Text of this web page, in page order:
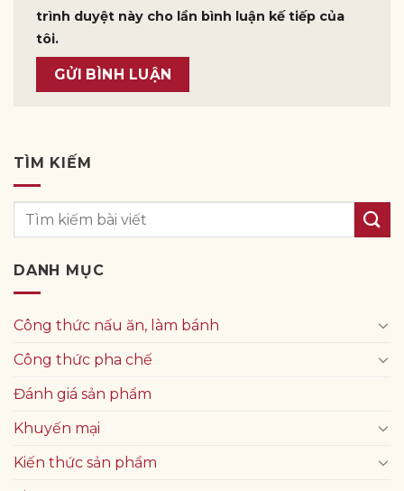
trình duyệt này cho lần bình luận kế tiếp của
tôi.
TÌM KIẾM
DANH MỤC
Công thức nấu ăn, làm bánh
Công thức pha chế
Đánh giá sản phẩm
Khuyến mại
Kiến thức sản phẩm